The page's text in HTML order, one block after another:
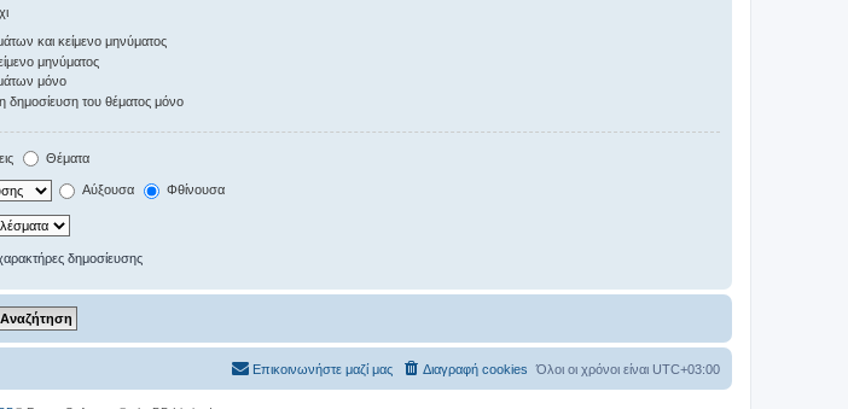
και κείμενο μηνύματος
μηνύματος
μόνο
δημοσίευση του θέματος μόνο
Θέματα
Αύξουσα Φθίνουσα
δημοσίευσης
Όλοι οι χρόνοι είναι UTC+03:00
Διαγραφή cookies
Επικοινωνήστε μαζί μας